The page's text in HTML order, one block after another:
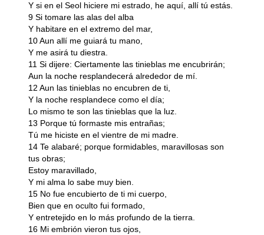
Y si en el Seol hiciere mi estrado, he aquí, allí tú estás.
9 Si tomare las alas del alba
Y habitare en el extremo del mar,
10 Aun allí me guiará tu mano,
Y me asirá tu diestra.
11 Si dijere: Ciertamente las tinieblas me encubrirán;
Aun la noche resplandecerá alrededor de mí.
12 Aun las tinieblas no encubren de ti,
Y la noche resplandece como el día;
Lo mismo te son las tinieblas que la luz.
13 Porque tú formaste mis entrañas;
Tú me hiciste en el vientre de mi madre.
14 Te alabaré; porque formidables, maravillosas son
tus obras;
Estoy maravillado,
Y mi alma lo sabe muy bien.
15 No fue encubierto de ti mi cuerpo,
Bien que en oculto fui formado,
Y entretejido en lo más profundo de la tierra.
16 Mi embrión vieron tus ojos,